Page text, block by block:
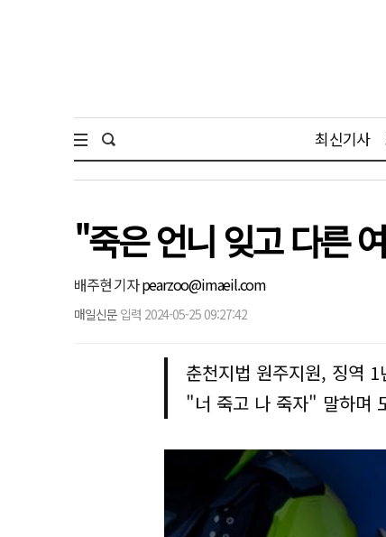
최신기사
"죽은 언니 잊고 다른
배주현 기자pearzoo@imaeil.com
매일신문 입력 2024-05-25 09:27:42
춘천지법 원주지원, 징역
"너 죽고 나 죽자" 말하며